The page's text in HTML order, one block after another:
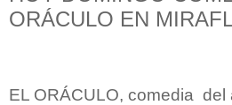
ORÁCULO EN
EL ORÁCULO, comedia del